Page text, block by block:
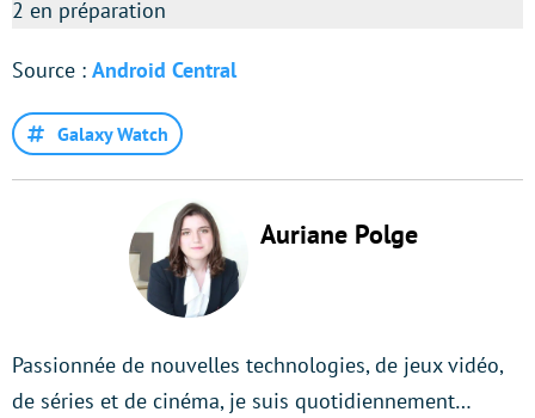
2 en préparation
Source : Android Central
Galaxy Watch
Auriane Polge
Passionnée de nouvelles technologies, de jeux vidéo,
de séries et de cinéma, je suis quotidiennement…